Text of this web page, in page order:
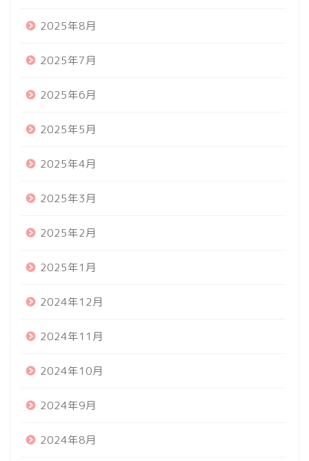
2025年8月
2025年7月
2025年6月
2025年5月
2025年4月
2025年3月
2025年2月
2025年1月
2024年12月
2024年11月
2024年10月
2024年9月
2024年8月